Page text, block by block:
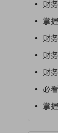
• 必